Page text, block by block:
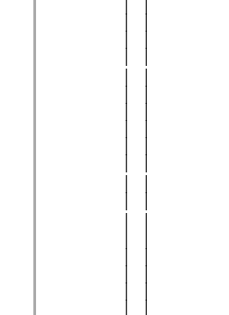
│   │
│   │
│   │
│   │
│   │
│   │
│   │
│   │
│   │